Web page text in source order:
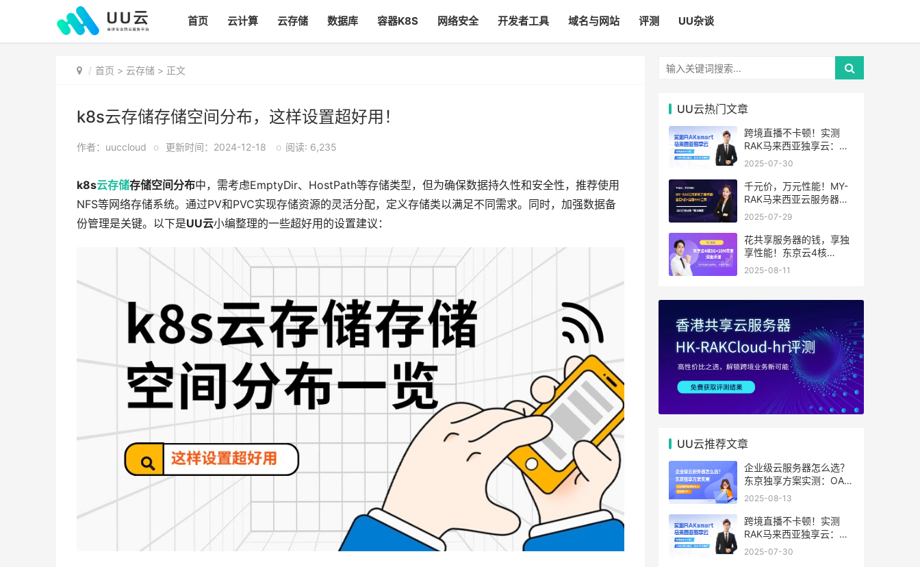
首页 云计算 云存储 数据库 容器K8S 网络安全 开发者工具 域名与网站 评测 UU杂谈
首页 > 云存储 > 正文
k8s云存储存储空间分布，这样设置超好用！
作者：uuccloud o 更新时间：2024-12-18 o 阅读: 6,235
k8s云存储存储空间分布中，需考虑EmptyDir、HostPath等存储类型，但为确保数据持久性和安全性，推荐使用
NFS等网络存储系统。通过PV和PVC实现存储资源的灵活分配，定义存储类以满足不同需求。同时，加强数据备
份管理是关键。以下是UU云小编整理的一些超好用的设置建议：
UU云热门文章
跨境直播不卡顿！实测
RAK马来西亚独享云：
1080P推流稳定，首月6
2025-07-30
千元价，万元性能！MY-
RAK马来西亚云服务器：
首月5折+免费SEO工具，
2025-07-29
花共享服务器的钱，享独
享性能！东京云4核
8G+10M带宽降价来袭
2025-08-11
UU云推荐文章
企业级云服务器怎么选？
东京独享方案实测：OA系
统响应提速40%，成本降
2025-08-13
跨境直播不卡顿！实测
RAK马来西亚独享云：
1080P推流稳定，首月6
2025-07-30